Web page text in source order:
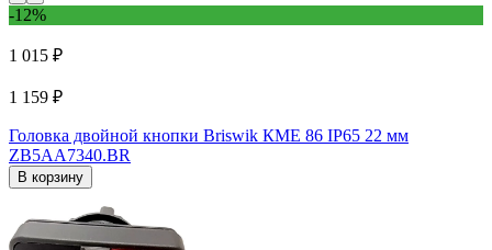
-12%
1 015 ₽
1 159 ₽
Головка двойной кнопки Briswik КМЕ 86 IP65 22 мм
ZB5AA7340.BR
В корзину